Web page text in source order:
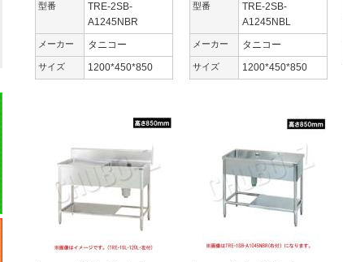
型番
TRE-2SB-
A1245NBR
メーカー タニコー
サイズ 1200*450*850
型番
TRE-2SB-
A1245NBL
メーカー タニコー
サイズ 1200*450*850